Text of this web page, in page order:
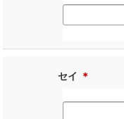
セイ ＊